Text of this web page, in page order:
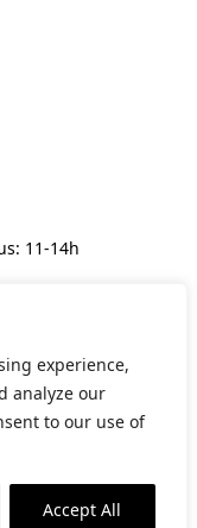
experience,
analyze our
to our use of
Accept All
11-14h
10:30-14h